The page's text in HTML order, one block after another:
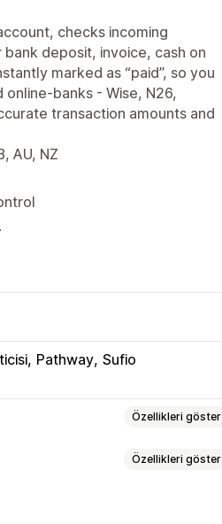
checks incoming
deposit, invoice, cash on
marked as “paid”, so you
banks - Wise, N26,
transaction amounts and
AU, NZ
Pathway Sufio
Özellikleri göster
Özellikleri göster